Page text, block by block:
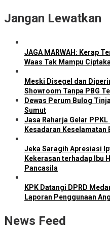
Jangan Lewatkan
JAGA MARWAH: Kerap
Waas Tak Mampu
Meski Disegel dan
Showroom Tanpa PBG
Dewas Perum Bulog
Sumut
Jasa Raharja Gelar
Kesadaran
Jeka Saragih Apresiasi
Kekerasan terhadap Ibu
Pancasila
KPK Datangi DPRD
Laporan Penggunaan
News Feed